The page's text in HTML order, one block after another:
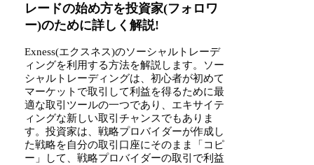
レードの始め方を投資家(フォロワ
ー)のために詳しく解説!
Exness(エクスネス)のソーシャルトレーデ
ィングを利用する方法を解説します。ソー
シャルトレーディングは、初心者が初めて
マーケットで取引して利益を得るために最
適な取引ツールの一つであり、エキサイテ
ィングな新しい取引チャンスでもありま
す。投資家は、戦略プロバイダーが作成し
た戦略を自分の取引口座にそのまま「コピ
ー」して、戦略プロバイダーの取引で利益